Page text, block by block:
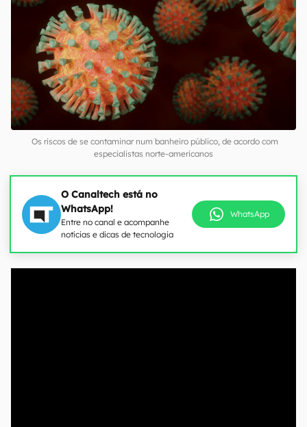
Os riscos de se contaminar num banheiro público, de acordo com
especialistas norte-americanos
O Canaltech está no
WhatsApp!
Entre no canal e acompanhe
notícias e dicas de tecnologia
WhatsApp